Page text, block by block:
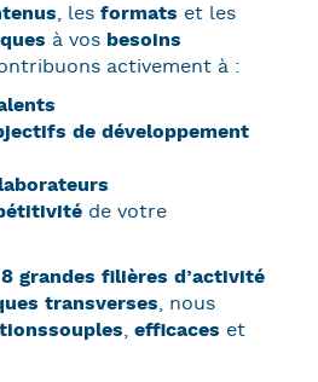
, les formats et les
à vos besoins
activement à :
de développement
de votre
8 grandes filières d’activité
transverses, nous
souples, efficaces et